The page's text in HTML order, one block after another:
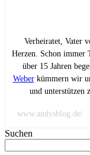
Verheiratet, Vater
Herzen. Schon immer
über 15 Jahren
Weberkümmern wir
und unterstützen
www.andysblog.de/
Suchen